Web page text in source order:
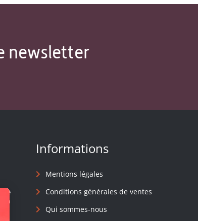
newsletter
en
Informations
Mentions légales
Conditions générales de ventes
Qui sommes-nous